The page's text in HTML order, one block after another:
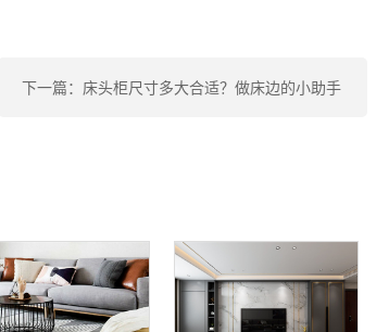
下一篇：床头柜尺寸多大合适？做床边的小助手